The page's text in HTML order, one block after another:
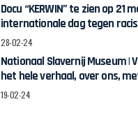
Docu “KERWIN” te zien op 21
internationale dag tegen
28-02-24
Nationaal Slavernij Museum |
het hele verhaal, over ons,
19-02-24